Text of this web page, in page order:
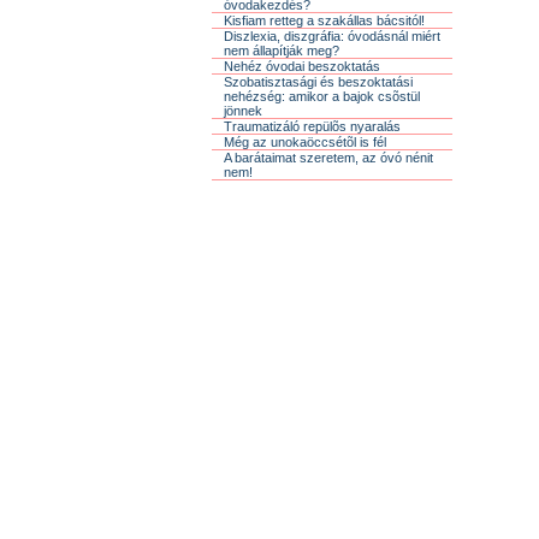
óvodakezdés?
Kisfiam retteg a szakállas bácsitól!
Diszlexia, diszgráfia: óvodásnál miért
nem állapítják meg?
Nehéz óvodai beszoktatás
Szobatisztasági és beszoktatási
nehézség: amikor a bajok csõstül
jönnek
Traumatizáló repülõs nyaralás
Még az unokaöccsétõl is fél
A barátaimat szeretem, az óvó nénit
nem!